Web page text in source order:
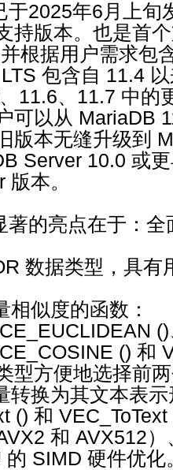
于2025年6月上旬
持版本。也是首
根据用户需求包
包含自 11.4
11.6、11.7 中的
可以从 MariaDB
版本无缝升级到
Server 10.0 或
本。
著的亮点在于：
数据类型，具有
相似度的函数：
() 和
型方便地选择前
转换为其文本表
() 和 VEC_ToText
和 AVX512
的 SIMD 硬件优化